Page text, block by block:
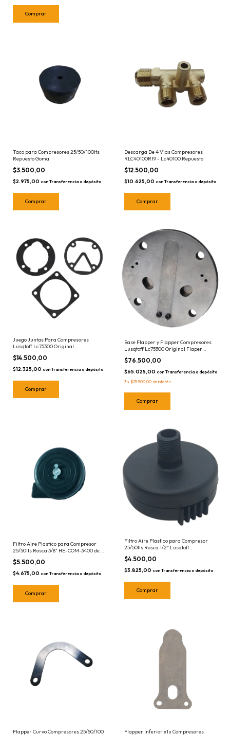
Taco para Compresores 25/50/100lts
Repuesto Goma
$3.500,00
$2.975,00 con Transferencia o depósito
Descarga De 4 Vias Compresores
RLC40100R19 - Lc40100 Repuesto
$12.500,00
$10.625,00 con Transferencia o depósito
Juego Juntas Para Compresores
Lusqtoff Lc75300 Original
RLC75300R07
$14.500,00
$12.325,00 con Transferencia o depósito
Base Flapper y Flapper Compresores
Lusqtoff Lc75300 Original Flaper
RLC75300R08
$76.500,00
$65.025,00 con Transferencia o depósito
3 x $25.500,00 sin interés
Filtro Aire Plastico para Compresor
25/50lts Rosca 3/8" HE-COM-3400 de
3/8
$5.500,00
$4.675,00 con Transferencia o depósito
Filtro Aire Plastico para Compresor
25/50lts Rosca 1/2" Lusqtoff
RLC2550BR03 de 1/2
$4.500,00
$3.825,00 con Transferencia o depósito
Flapper Curvo Compresores 25/50/100 Flapper Inferior x1u Compresores